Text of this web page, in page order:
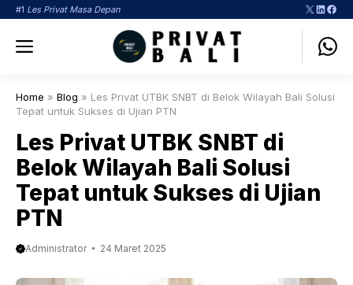
Langsung
#1 Les Privat Masa Depan X
Menu
Home » Blog » Les Privat UTBK SNBT di Belok Wilayah Bali Solusi
Tepat untuk Sukses di Ujian PTN
Les Privat UTBK SNBT di
Belok Wilayah Bali Solusi
Tepat untuk Sukses di Ujian
PTN
Administrator 24 Maret 2025